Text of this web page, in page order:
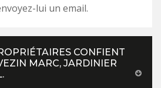
lui un email.
CONFIENT
MARC, JARDINIER